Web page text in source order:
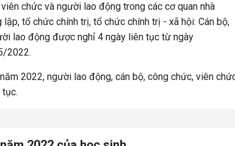
chức và người lao động trong các cơ quan nhà
tổ chức chính trị, tổ chức chính trị - xã hội: Cán bộ,
lao động được nghỉ 4 ngày liên tục từ ngày
2022.
2022, người lao động, cán bộ, công chức, viên